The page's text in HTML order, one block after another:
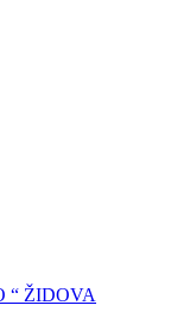
“ ŽIDOVA